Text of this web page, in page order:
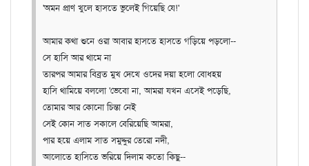
'অমন প্রাণ খুলে হাসতে ভুলেই গিয়েছি যে!'
আমার কথা শুনে ওরা আবার হাসতে হাসতে গড়িয়ে পড়লো--
সে হাসি আর থামে না
তারপর আমার বিব্রত মুখ দেখে ওদের দয়া হলো বোধহয়
হাসি থামিয়ে বললো 'ভেবো না, আমরা যখন এসেই পড়েছি,
তোমার আর কোনো চিন্তা নেই
সেই কোন সাত সকালে বেরিয়েছি আমরা,
পার হয়ে এলাম সাত সমুদ্দুর তেরো নদী,
আলোতে হাসিতে ভরিয়ে দিলাম কতো কিছু--